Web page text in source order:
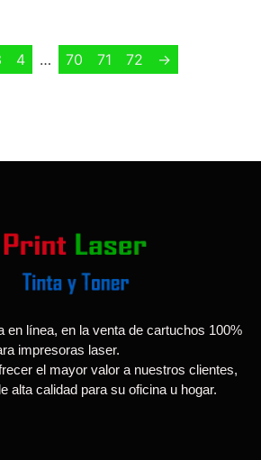
4 … 70 71 72 →
en línea, en la venta de cartuchos 100%
impresoras laser.
el mayor valor a nuestros clientes,
alta calidad para su oficina u hogar.